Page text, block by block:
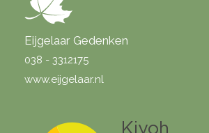
Eijgelaar Gedenken
038 - 3312175
www.eijgelaar.nl